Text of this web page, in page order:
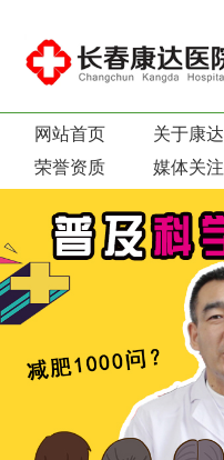
网站首页 关于康达
荣誉资质
媒体关注